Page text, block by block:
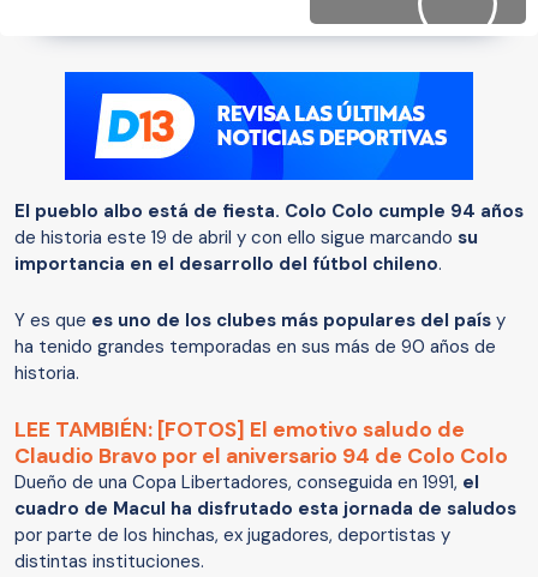
El pueblo albo está de fiesta. Colo Colo cumple 94 años
de historia este 19 de abril y con ello sigue marcando su
importancia en el desarrollo del fútbol chileno.
Y es que es uno de los clubes más populares del país y
ha tenido grandes temporadas en sus más de 90 años de
historia.
LEE TAMBIÉN: [FOTOS] El emotivo saludo de
Claudio Bravo por el aniversario 94 de Colo Colo
Dueño de una Copa Libertadores, conseguida en 1991, el
cuadro de Macul ha disfrutado esta jornada de saludos
por parte de los hinchas, ex jugadores, deportistas y
distintas instituciones.